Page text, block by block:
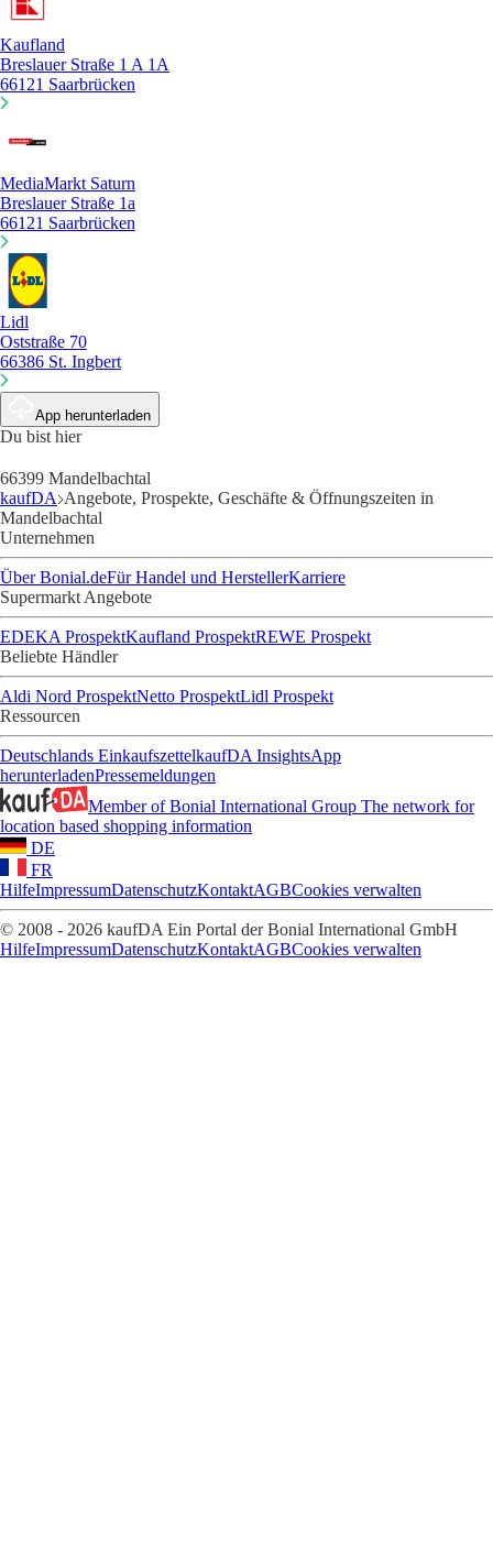
Kaufland
Breslauer Straße 1 A 1A
66121 Saarbrücken
MediaMarkt Saturn
Breslauer Straße 1a
66121 Saarbrücken
Lidl
Oststraße 70
66386 St. Ingbert
App herunterladen
Du bist hier
66399 Mandelbachtal
kaufDA Angebote, Prospekte, Geschäfte & Öffnungszeiten in
Mandelbachtal
Unternehmen
Über Bonial.deFür Handel und HerstellerKarriere
Supermarkt Angebote
EDEKA ProspektKaufland ProspektREWE Prospekt
Beliebte Händler
Aldi Nord ProspektNetto ProspektLidl Prospekt
Ressourcen
Deutschlands EinkaufszettelkaufDA InsightsApp
herunterladenPressemeldungen
Member of Bonial International Group The network for
location based shopping information
DE
FR
HilfeImpressumDatenschutzKontaktAGBCookies verwalten
© 2008 - 2026 kaufDA Ein Portal der Bonial International GmbH
HilfeImpressumDatenschutzKontaktAGBCookies verwalten